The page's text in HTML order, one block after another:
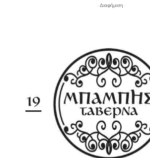
- Διαφήμιση -